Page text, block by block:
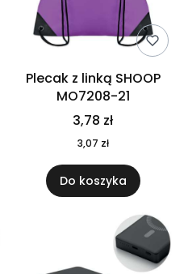
Plecak z linką SHOOP
MO7208-21
3,78 zł
3,07 zł
Do koszyka